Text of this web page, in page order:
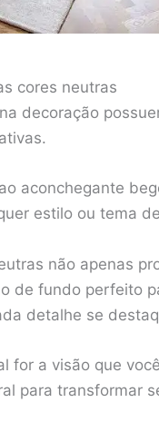
cores neutras
decoração
aconchegante
estilo ou tema
não apenas
de fundo perfeito
detalhe se
for a visão que
para transformar